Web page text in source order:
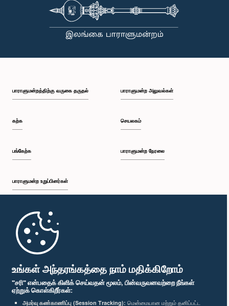
உங்கள் அந்தரங்கத்தை நாம் மதிக்கிறோம்
"சரி" என்பதைக் கிளிக் செய்வதன் மூலம், பின்வருவனவற்றை நீங்கள்
ஏற்றுக் கொள்கிறீர்கள்:
அமர்வு கண்காணிப்பு (Session Tracking): மென்மையான மற்றும் தனிப்பட்ட
பாராளுமன்றத்திற்கு வருகை தருதல்
கற்க
பங்கேற்க
பாராளுமன்ற உறுப்பினர்கள்
முதற்பக்கம்
பாராளுமன்ற அலுவல்கள்
செயலகம்
பாராளுமன்ற நேரலை
பாராளுமன்ற கையடக்க செயலி